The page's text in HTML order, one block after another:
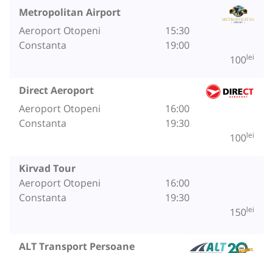
Metropolitan Airport
Aeroport Otopeni
Constanta
15:30
19:00
100lei
Direct Aeroport
Aeroport Otopeni
Constanta
16:00
19:30
100lei
Kirvad Tour
Aeroport Otopeni
Constanta
16:00
19:30
150lei
ALT Transport Persoane